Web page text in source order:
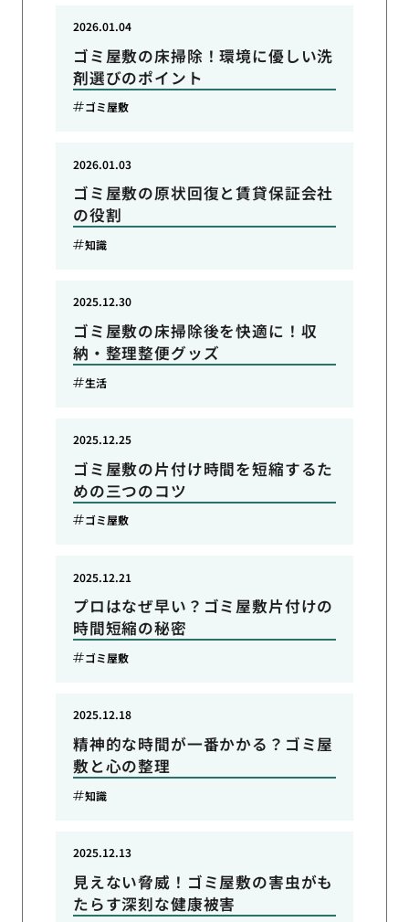
ゴミ屋敷の床掃除！環境に優しい洗
剤選びのポイント
2026.01.04
ゴミ屋敷
ゴミ屋敷の原状回復と賃貸保証会社
の役割
2026.01.03
知識
ゴミ屋敷の床掃除後を快適に！収
納・整理整便グッズ
2025.12.30
生活
ゴミ屋敷の片付け時間を短縮するた
めの三つのコツ
2025.12.25
ゴミ屋敷
プロはなぜ早い？ゴミ屋敷片付けの
時間短縮の秘密
2025.12.21
ゴミ屋敷
精神的な時間が一番かかる？ゴミ屋
敷と心の整理
2025.12.18
知識
見えない脅威！ゴミ屋敷の害虫がも
たらす深刻な健康被害
2025.12.13